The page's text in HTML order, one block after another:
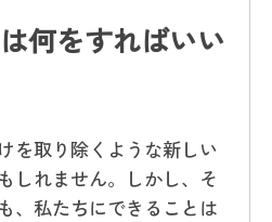
何をすればいい
を取り除くような新しい
しれません。しかし、そ
、私たちにできることは